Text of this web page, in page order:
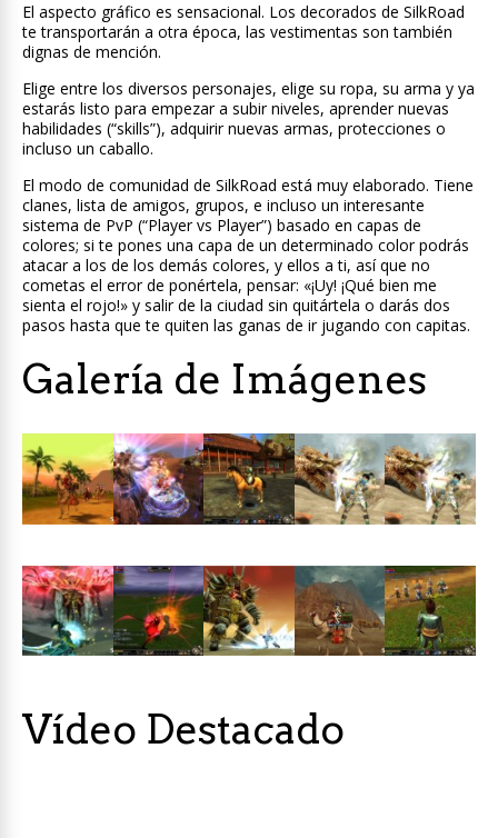
El aspecto gráfico es sensacional. Los decorados de SilkRoad
te transportarán a otra época, las vestimentas son también
dignas de mención.
Elige entre los diversos personajes, elige su ropa, su arma y ya
estarás listo para empezar a subir niveles, aprender nuevas
habilidades (“skills”), adquirir nuevas armas, protecciones o
incluso un caballo.
El modo de comunidad de SilkRoad está muy elaborado. Tiene
clanes, lista de amigos, grupos, e incluso un interesante
sistema de PvP (“Player vs Player”) basado en capas de
colores; si te pones una capa de un determinado color podrás
atacar a los de los demás colores, y ellos a ti, así que no
cometas el error de ponértela, pensar: «¡Uy! ¡Qué bien me
sienta el rojo!» y salir de la ciudad sin quitártela o darás dos
pasos hasta que te quiten las ganas de ir jugando con capitas.
Galería de Imágenes
Vídeo Destacado